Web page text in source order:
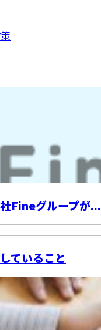
Fineグループが...
ていること